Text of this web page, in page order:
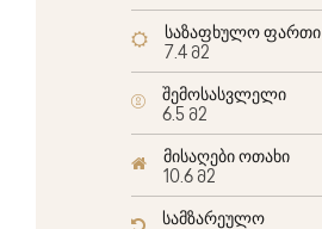
საზაფხულო ფართი
7.4 მ2
შემოსასვლელი
6.5 მ2
მისაღები ოთახი
10.6 მ2
სამზარეულო